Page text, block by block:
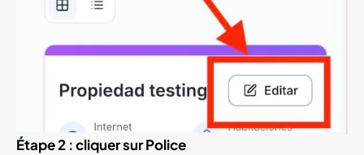
Étape 2 : cliquer sur Police